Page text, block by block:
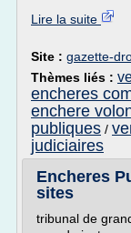
Lire la suite
Site : gazette-
Thèmes liés :
encheres
enchere
publiques /
judiciaires
Encheres
sites
tribunal de